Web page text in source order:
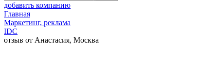
добавить компанию
Главная
Маркетинг, реклама
IDC
отзыв от Анастасия, Москва